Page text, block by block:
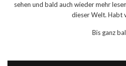
sehen und bald auch wieder mehr
dieser Welt. Habt
Bis ganz